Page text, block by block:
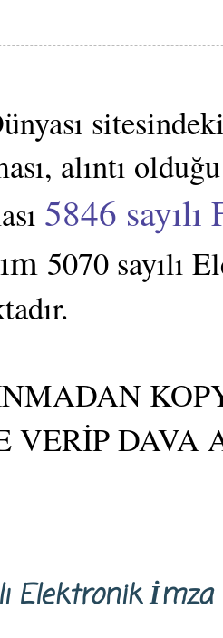
alıntı
5846 sayılı
5070 sayılı
VERİP
Elektronik